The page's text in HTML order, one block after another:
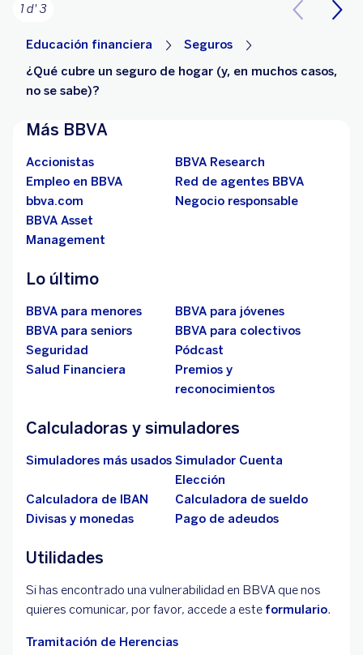
1 d' 3
Educación financiera
Seguros
¿Qué cubre un seguro de hogar (y, en muchos casos,
no se sabe)?
Más BBVA
Accionistas
BBVA Research
Empleo en BBVA
Red de agentes BBVA
bbva.com
Negocio responsable
BBVA Asset
Management
Lo último
BBVA para menores
BBVA para jóvenes
BBVA para seniors
BBVA para colectivos
Seguridad
Pódcast
Salud Financiera
Premios y
reconocimientos
Calculadoras y simuladores
Simuladores más usados Simulador Cuenta
Elección
Calculadora de IBAN
Calculadora de sueldo
Divisas y monedas
Pago de adeudos
Utilidades
Si has encontrado una vulnerabilidad en BBVA que nos
quieres comunicar, por favor, accede a este formulario.
Tramitación de Herencias